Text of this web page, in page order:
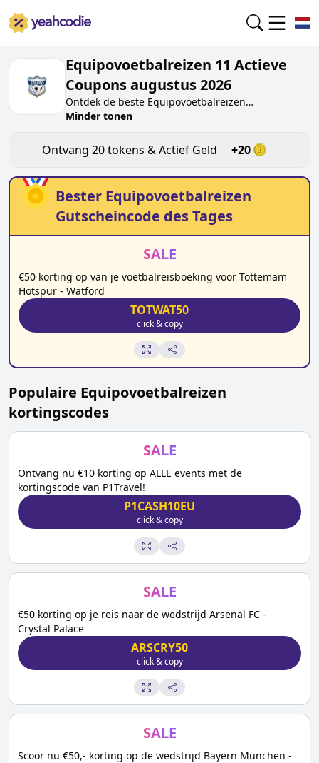
Equipovoetbalreizen 11 Actieve
Coupons augustus 2026
Ontdek de beste Equipovoetbalreizen
kortingscodes van vandaag voor
verdien tokens op equipovoetbalreizen.nldoor de
code te testen. Ontvang beloningen wanneer je
Equipovoetbalreizen kortingscodes indient en
andere kopers helpt besparen.
Minder tonen
Ontvang 20 tokens & Actief Geld +20
Bester Equipovoetbalreizen
Gutscheincode des Tages
SALE
€50 korting op van je voetbalreisboeking voor Tottemam
Hotspur - Watford
TOTWAT50
click & copy
Populaire Equipovoetbalreizen
kortingscodes
SALE
Ontvang nu €10 korting op ALLE events met de
kortingscode van P1Travel!
P1CASH10EU
click & copy
SALE
€50 korting op je reis naar de wedstrijd Arsenal FC -
Crystal Palace
ARSCRY50
click & copy
SALE
Scoor nu €50,- korting op de wedstrijd Bayern München -